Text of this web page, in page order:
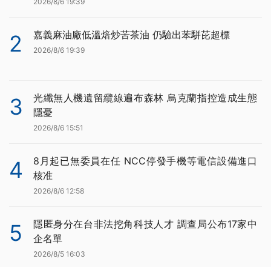
2 嘉義麻油廠低溫焙炒苦茶油 仍驗出苯駢芘超標
2026/8/6 19:39
3
光纖無人機遺留纜線遍布森林 烏克蘭指控造成生態
隱憂
2026/8/6 15:51
4
8月起已無委員在任 NCC停發手機等電信設備進口
核准
2026/8/6 12:58
5
隱匿身分在台非法挖角科技人才 調查局公布17家中
企名單
2026/8/5 16:03